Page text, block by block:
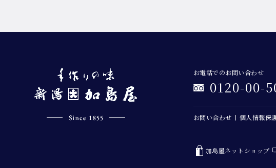
お電話でのお問い合わせ
0120-00-
お問い合わせ 個人情報保
加島屋ネットショップ